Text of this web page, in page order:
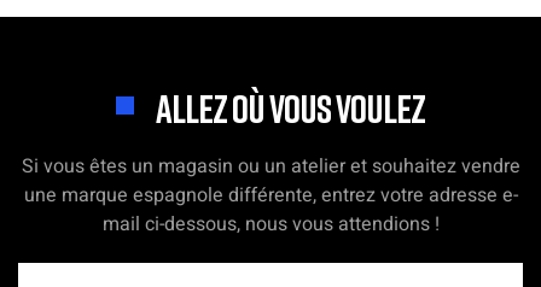
ALLEZ OÙ VOUS VOULEZ
Si vous êtes un magasin ou un atelier et souhaitez vendre
une marque espagnole différente, entrez votre adresse e-
mail ci-dessous, nous vous attendions !